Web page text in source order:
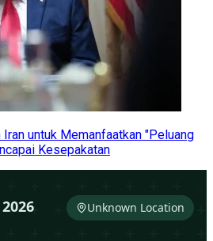
untuk Memanfaatkan "Peluang
Kesepakatan